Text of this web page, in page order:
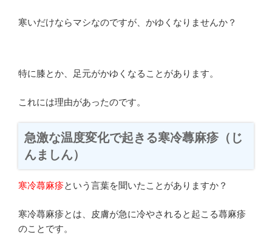
寒いだけならマシなのですが、かゆくなりませんか？
特に膝とか、足元がかゆくなることがあります。
これには理由があったのです。
急激な温度変化で起きる寒冷蕁麻疹（じ
んましん）
寒冷蕁麻疹という言葉を聞いたことがありますか？
寒冷蕁麻疹とは、皮膚が急に冷やされると起こる蕁麻疹
のことです。